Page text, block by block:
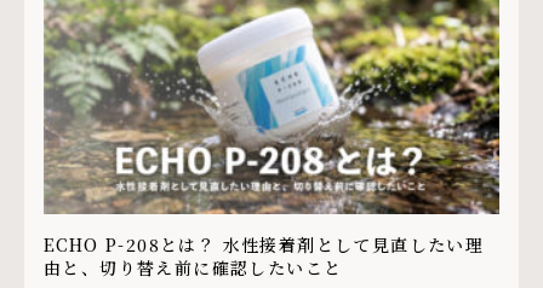
ECHO P-208とは？ 水性接着剤として見直したい理
由と、切り替え前に確認したいこと